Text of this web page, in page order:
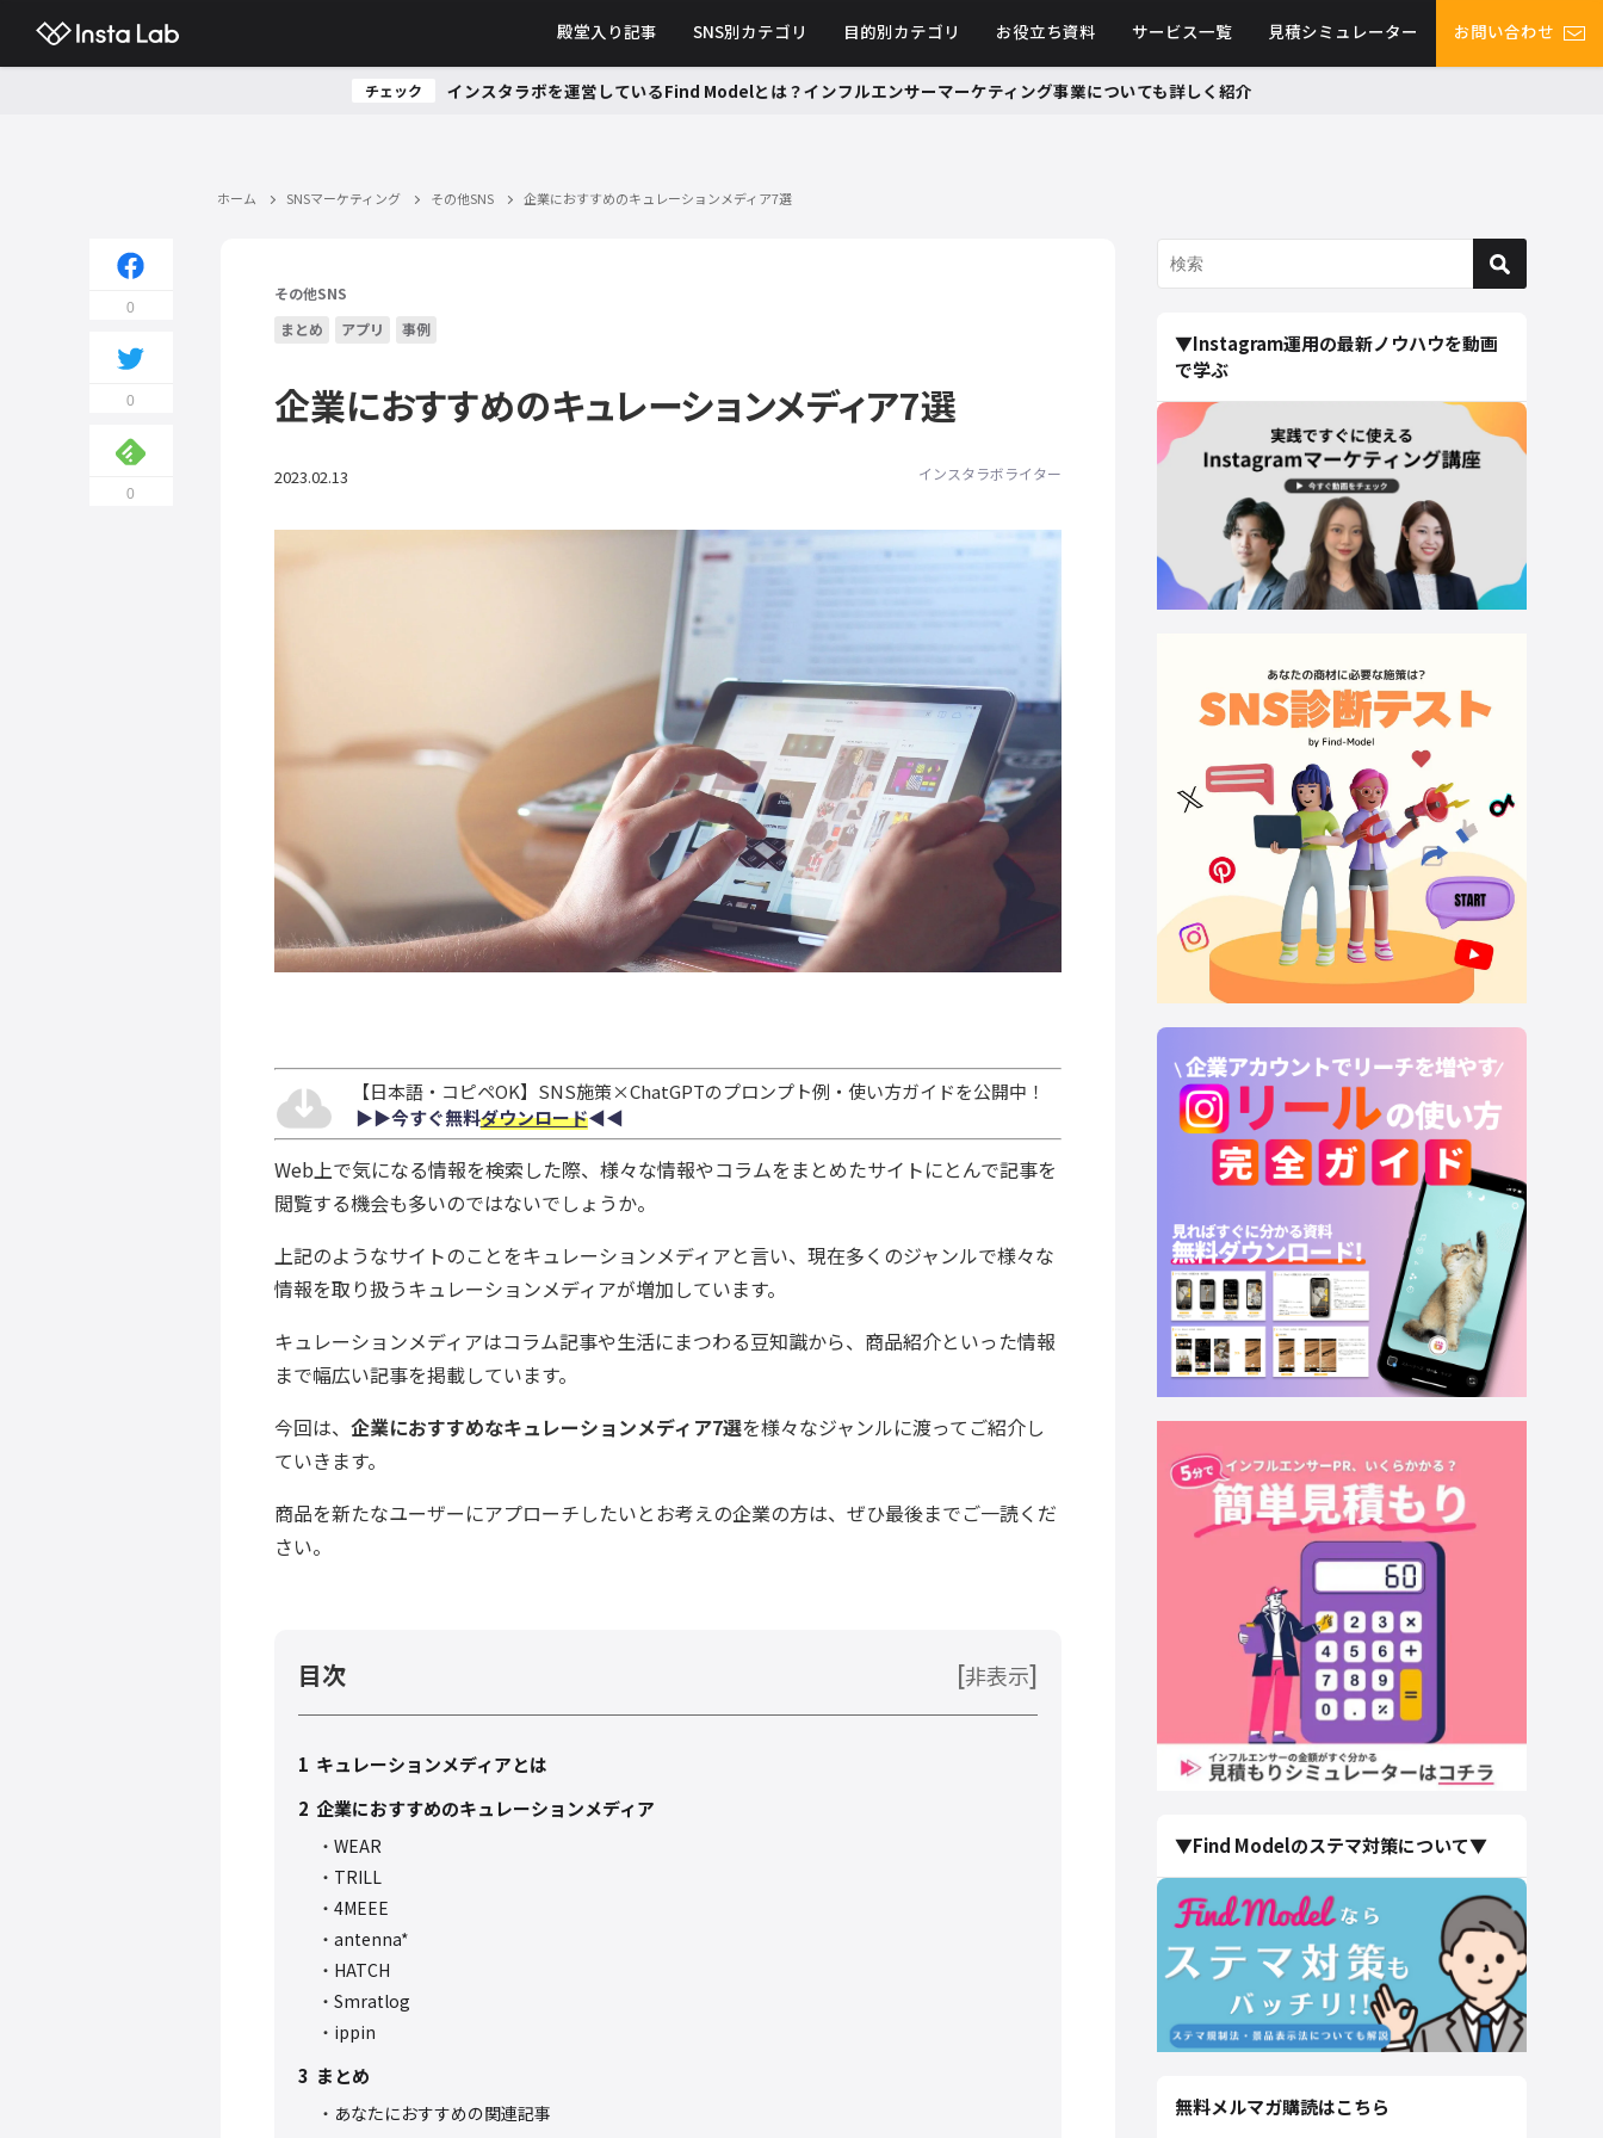
殿堂入り記事 SNS別カテゴリ 目的別カテゴリ お役立ち資料 サービス一覧 見積シミュレーター お問い合わせ
チェック インスタラボを運営しているFind Modelとは？インフルエンサーマーケティング事業についても詳しく紹介
ホーム SNSマーケティング その他SNS 企業におすすめのキュレーションメディア7選
0
0
0
その他SNS
まとめ
アプリ 事例
企業におすすめのキュレーションメディア7選
2023.02.13 インスタラボライター
【日本語・コピペOK】SNS施策×ChatGPTのプロンプト例・使い方ガイドを公開中！
▶︎▶︎今すぐ無料ダウンロード◀︎◀︎
Web上で気になる情報を検索した際、様々な情報やコラムをまとめたサイトにとんで記事を
閲覧する機会も多いのではないでしょうか。
上記のようなサイトのことをキュレーションメディアと言い、現在多くのジャンルで様々な
情報を取り扱うキュレーションメディアが増加しています。
キュレーションメディアはコラム記事や生活にまつわる豆知識から、商品紹介といった情報
まで幅広い記事を掲載しています。
今回は、 企業におすすめなキュレーションメディア7選を様々なジャンルに渡ってご紹介し
ていきます。
商品を新たなユーザーにアプローチしたいとお考えの企業の方は、ぜひ最後までご一読くだ
さい。
目次 [非表示]
1 キュレーションメディアとは
2 企業におすすめのキュレーションメディア
WEAR
TRILL
4MEEE
antenna*
HATCH
Smratlog
ippin
3 まとめ
あなたにおすすめの関連記事
▼Instagram運用の最新ノウハウを動画
で学ぶ
▼Find Modelのステマ対策について▼
無料メルマガ購読はこちら